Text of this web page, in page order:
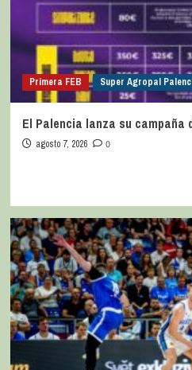
Primera FEB Super Agropal
El Palencia lanza su campaña
agosto 7, 2026 0